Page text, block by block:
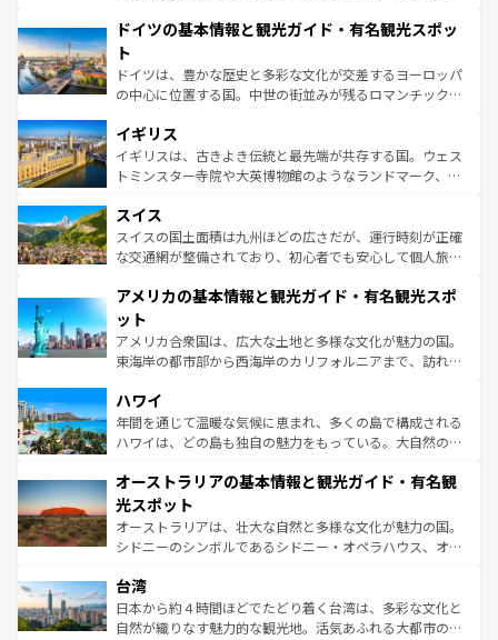
せる。地方によって風土や気候が異なるスペインはその個
ンテンツ一覧 を参照してほしい。
で、幅広い魅力が詰まっている。華麗な宮殿、歴史的な大
聖堂、美しいビーチ、そして豊かな自然が、訪れる者を心
から魅了する。また、フランスは美食の国としても知ら
れ、フランス料理はユネスコ無形文化遺産にも登録されて
香り高いラベンダー畑など、多彩な楽しみ方が可能だ。さ
らに、パリ以外の地域にも魅力が溢れており、どの街角に
も豊かな歴史と文化が息づいている。パリ以外の個性あふ
を参照してほしい。
ドイツの基本情報と観光ガイド・有名観光スポッ
ト
ドイツは、豊かな歴史と多彩な文化が交差するヨーロッパ
の中心に位置する国。中世の街並みが残るロマンチック街
顔を持つこの国は、どこを歩いても飽きることがない。ベ
ルリンの文化的活気、バイエルン州のアルプスの絶景、そ
してライン川沿いのワイン畑といった風景は必見。ビール
は、お酒好きな人にはぜひ体験してほしい。 なお、新着の
ドイツ情報はコンテンツ一覧を参照してほしい。
イギリス
イギリスは、古きよき伝統と最先端が共存する国。ウェス
トミンスター寺院や大英博物館のようなランドマーク、歴
リアごとに異なる魅力がある。また、優雅なアフタヌーン
ティー、ビール好きにはたまらない英国パブ、サッカー観
戦など、本場だからこそできる体験も豊富。イギリスを旅
ンツ一覧を参照してほしい。
スイス
スイスの国土面積は九州ほどの広さだが、運行時刻が正確
な交通網が整備されており、初心者でも安心して個人旅行
の建物がそのまま残る町や、スイスならではのユニークな
博物館もあり、アルプス観光だけでなく町歩きも満喫する
ことができる。国民の所得が高いため物価も高いが、旅行
者向けの交通パス提供のサービスもあり、うまく活用すれ
着のスイス情報は
アメリカの基本情報と観光ガイド・有名観光スポ
ット
アメリカ合衆国は、広大な土地と多様な文化が魅力の国。
東海岸の都市部から西海岸のカリフォルニアまで、訪れる
のような巨大都市は、観光、ショッピング、エンターテイ
ンメントが詰まった刺激的なスポットだ。一方、アメリカ
西部には大自然が広がり、グランドキャニオンやイエロー
部のニューオーリンズでは、音楽と美食が融合した独特の
文化が魅力。旅行者はアメリカの各地域で異なる魅力を楽
しみながら、その多様性と豊かな歴史を感じることができ
るだろう。車でのロードトリップや列車の旅も、アメリカ
情報は
ハワイ
年間を通じて温暖な気候に恵まれ、多くの島で構成される
ハワイは、どの島も独自の魅力をもっている。大自然の神
ワイ島は見逃せない。また、定番の観光地といえばオアフ
島だが、静かな自然を求めるならマウイ島やカウアイ島が
おすすめ。エメラルドグリーンに輝く海をはじめ、豊かな
文化や歴史が息づいている。「アロハスピリット」と呼ば
人々、おいしいローカルフードやハワイアンミュージッ
ク、伝統的なフラダンスなど、すべてがハワイの魅力を彩
っている。訪れるたびに新しい発見と感動が待っているハ
オーストラリアの基本情報と観光ガイド・有名観
光スポット
オーストラリアは、壮大な自然と多様な文化が魅力の国。
シドニーのシンボルであるシドニー・オペラハウス、オー
リアリーフや大陸中央部にそびえるウルル（エアーズロッ
ク）、タスマニアの美しい原生林やケアンズの熱帯雨林な
ど、見どころがたくさん。また、カフェやワイン、オージ
台湾
日本から約４時間ほどでたどり着く台湾は、多彩な文化と
自然が織りなす魅力的な観光地。活気あふれる大都市の台